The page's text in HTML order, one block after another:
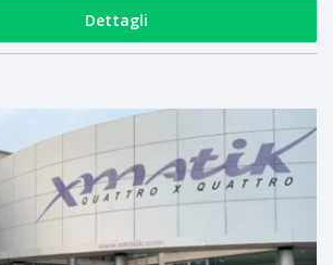
Dettagli